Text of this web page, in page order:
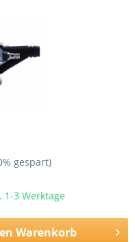
gespart)
3 Werktage
Warenkorb